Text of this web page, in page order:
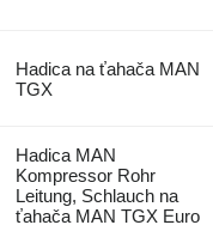
Hadica na ťahača MAN
TGX
Hadica MAN
Kompressor Rohr
Leitung, Schlauch na
ťahača MAN TGX Euro